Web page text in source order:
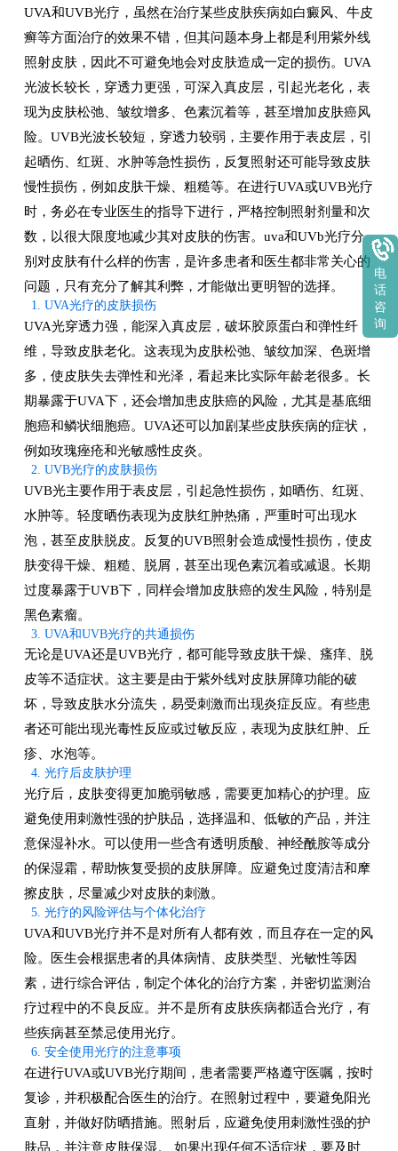
UVA和UVB光疗，虽然在治疗某些皮肤疾病如白癜风、牛皮
癣等方面治疗的效果不错，但其问题本身上都是利用紫外线
照射皮肤，因此不可避免地会对皮肤造成一定的损伤。UVA
光波长较长，穿透力更强，可深入真皮层，引起光老化，表
现为皮肤松弛、皱纹增多、色素沉着等，甚至增加皮肤癌风
险。UVB光波长较短，穿透力较弱，主要作用于表皮层，引
起晒伤、红斑、水肿等急性损伤，反复照射还可能导致皮肤
慢性损伤，例如皮肤干燥、粗糙等。在进行UVA或UVB光疗
时，务必在专业医生的指导下进行，严格控制照射剂量和次
数，以很大限度地减少其对皮肤的伤害。uva和UVb光疗分
别对皮肤有什么样的伤害，是许多患者和医生都非常关心的
问题，只有充分了解其利弊，才能做出更明智的选择。
1. UVA光疗的皮肤损伤
UVA光穿透力强，能深入真皮层，破坏胶原蛋白和弹性纤
维，导致皮肤老化。这表现为皮肤松弛、皱纹加深、色斑增
多，使皮肤失去弹性和光泽，看起来比实际年龄老很多。长
期暴露于UVA下，还会增加患皮肤癌的风险，尤其是基底细
胞癌和鳞状细胞癌。UVA还可以加剧某些皮肤疾病的症状，
例如玫瑰痤疮和光敏感性皮炎。
2. UVB光疗的皮肤损伤
UVB光主要作用于表皮层，引起急性损伤，如晒伤、红斑、
水肿等。轻度晒伤表现为皮肤红肿热痛，严重时可出现水
泡，甚至皮肤脱皮。反复的UVB照射会造成慢性损伤，使皮
肤变得干燥、粗糙、脱屑，甚至出现色素沉着或减退。长期
过度暴露于UVB下，同样会增加皮肤癌的发生风险，特别是
黑色素瘤。
3. UVA和UVB光疗的共通损伤
无论是UVA还是UVB光疗，都可能导致皮肤干燥、瘙痒、脱
皮等不适症状。这主要是由于紫外线对皮肤屏障功能的破
坏，导致皮肤水分流失，易受刺激而出现炎症反应。有些患
者还可能出现光毒性反应或过敏反应，表现为皮肤红肿、丘
疹、水泡等。
4. 光疗后皮肤护理
光疗后，皮肤变得更加脆弱敏感，需要更加精心的护理。应
避免使用刺激性强的护肤品，选择温和、低敏的产品，并注
意保湿补水。可以使用一些含有透明质酸、神经酰胺等成分
的保湿霜，帮助恢复受损的皮肤屏障。应避免过度清洁和摩
擦皮肤，尽量减少对皮肤的刺激。
5. 光疗的风险评估与个体化治疗
UVA和UVB光疗并不是对所有人都有效，而且存在一定的风
险。医生会根据患者的具体病情、皮肤类型、光敏性等因
素，进行综合评估，制定个体化的治疗方案，并密切监测治
疗过程中的不良反应。并不是所有皮肤疾病都适合光疗，有
些疾病甚至禁忌使用光疗。
6. 安全使用光疗的注意事项
在进行UVA或UVB光疗期间，患者需要严格遵守医嘱，按时
复诊，并积极配合医生的治疗。在照射过程中，要避免阳光
直射，并做好防晒措施。照射后，应避免使用刺激性强的护
肤品，并注意皮肤保湿。 如果出现任何不适症状，要及时
电
话
咨
询